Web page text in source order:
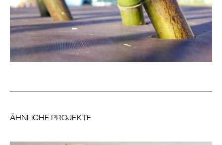
ÄHNLICHE PROJEKTE